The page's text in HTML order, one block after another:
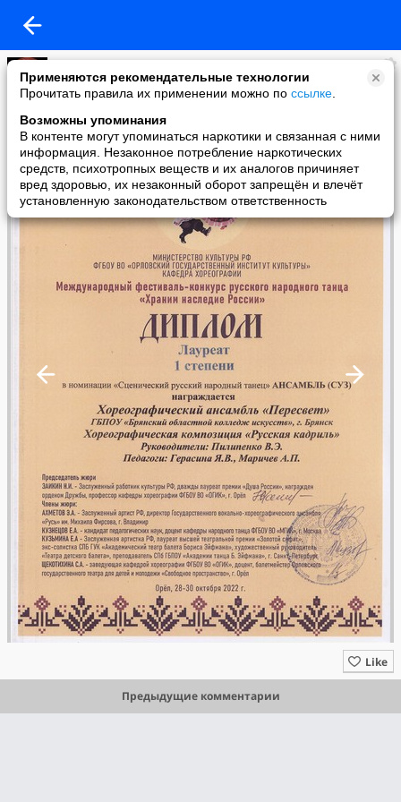
Применяются рекомендательные технологии
Прочитать правила их применении можно по ссылке
Возможны упоминания
В контенте могут упоминаться наркотики и связанная с ними
информация. Незаконное потребление наркотических
средств, психотропных веществ и их аналогов причиняет
вред здоровью, их незаконный оборот запрещён и влечёт
установленную законодательством ответственность
БОКИ
added a photo
01 Nov в 18:33
Like
Предыдущие комментарии